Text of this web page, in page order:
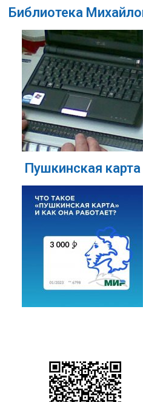
Библиотека
Пушкинская карта